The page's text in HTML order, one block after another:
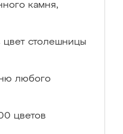
камня,
столешницы
любого
цветов